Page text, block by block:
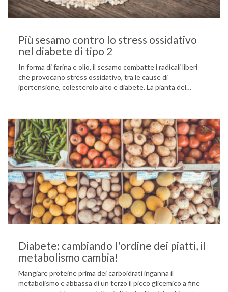
Più sesamo contro lo stress ossidativo
nel diabete di tipo 2
In forma di farina e olio, il sesamo combatte i radicali liberi
che provocano stress ossidativo, tra le cause di
ipertensione, colesterolo alto e diabete. La pianta del
utilizzati per la preparazione di numerosi piatti, ma …
Diabete: cambiando l'ordine dei piatti, il
metabolismo cambia!
Mangiare proteine prima dei carboidrati inganna il
metabolismo e abbassa di un terzo il picco glicemico a fine